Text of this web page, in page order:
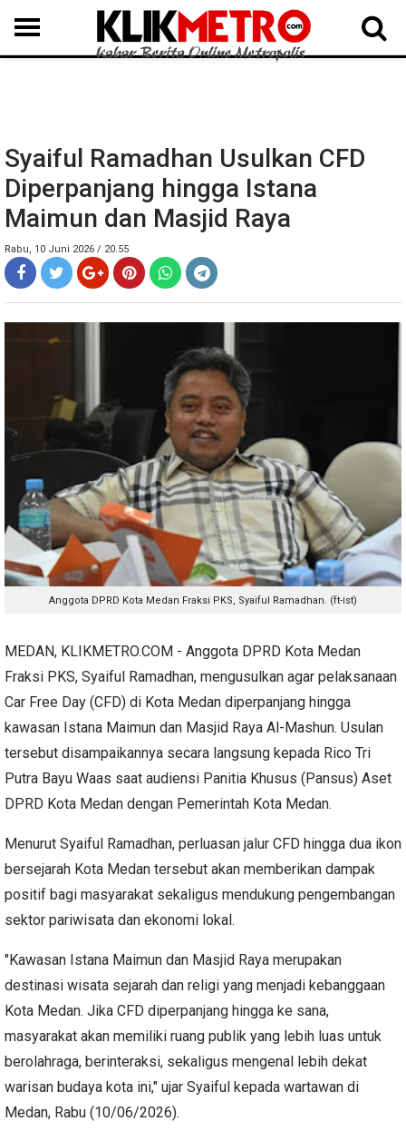
MEDAN LANGKAT DAIRI SAMOSIR TAPUT BATUBARA DELISERDANG
Syaiful Ramadhan Usulkan CFD
Diperpanjang hingga Istana
Maimun dan Masjid Raya
Rabu, 10 Juni 2026 / 20.55
Anggota DPRD Kota Medan Fraksi PKS, Syaiful Ramadhan. (ft-ist)
MEDAN, KLIKMETRO.COM - Anggota DPRD Kota Medan
Fraksi PKS, Syaiful Ramadhan, mengusulkan agar pelaksanaan
Car Free Day (CFD) di Kota Medan diperpanjang hingga
kawasan Istana Maimun dan Masjid Raya Al-Mashun. Usulan
tersebut disampaikannya secara langsung kepada Rico Tri
Putra Bayu Waas saat audiensi Panitia Khusus (Pansus) Aset
DPRD Kota Medan dengan Pemerintah Kota Medan.
Menurut Syaiful Ramadhan, perluasan jalur CFD hingga dua ikon
bersejarah Kota Medan tersebut akan memberikan dampak
positif bagi masyarakat sekaligus mendukung pengembangan
sektor pariwisata dan ekonomi lokal.
"Kawasan Istana Maimun dan Masjid Raya merupakan
destinasi wisata sejarah dan religi yang menjadi kebanggaan
Kota Medan. Jika CFD diperpanjang hingga ke sana,
masyarakat akan memiliki ruang publik yang lebih luas untuk
berolahraga, berinteraksi, sekaligus mengenal lebih dekat
warisan budaya kota ini," ujar Syaiful kepada wartawan di
Medan, Rabu (10/06/2026).